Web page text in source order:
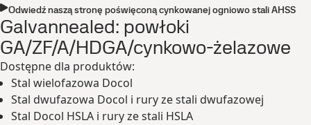
Odwiedź naszą stronę poświęconą cynkowanej ogniowo stali AHSS
Galvannealed: powłoki
GA/ZF/A/HDGA/cynkowo-żelazowe
Dostępne dla produktów:
Stal wielofazowa Docol
Stal dwufazowa Docol i rury ze stali dwufazowej
Stal Docol HSLA i rury ze stali HSLA